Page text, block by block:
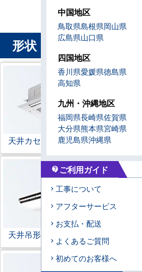
形状 から業務用エア
天井カセット形4方向 ラ
天井吊形
中国地区
鳥取県島根県岡山県
広島県山口県
四国地区
香川県愛媛県徳島県
高知県
九州・沖縄地区
福岡県長崎県佐賀県
大分県熊本県宮崎県
鹿児島県沖縄県
contact_support ご利用ガイド
工事について
アフターサービス
お支払・配送
よくあるご質問
初めてのお客様へ